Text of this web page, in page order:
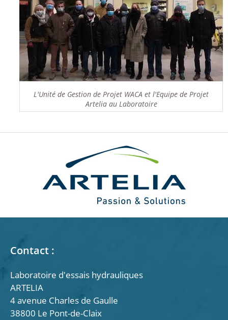
L'Unité de Gestion de Projet WACA et l'Equipe de Projet
Artelia au Laboratoire
Contact :
Laboratoire d'essais hydrauliques
ARTELIA
4 avenue Charles de Gaulle
38800 Le Pont-de-Claix